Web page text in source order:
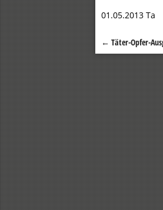
01.05.2013 Ta
← Täter-Opfer-